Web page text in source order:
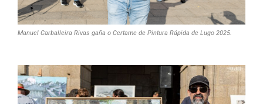
Manuel Carballeira Rivas gaña o Certame de Pintura Rápida de Lugo 2025.